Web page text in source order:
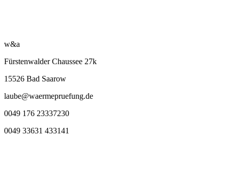
w&a
Fürstenwalder Chaussee 27k
15526 Bad Saarow
laube@waermepruefung.de
0049 176 23337230
0049 33631 433141